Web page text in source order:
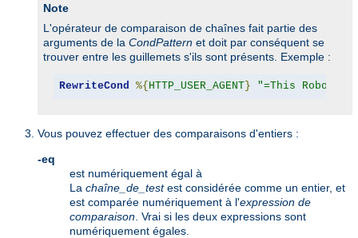
Note
L'opérateur de comparaison de chaînes fait partie des
arguments de la CondPattern et doit par conséquent se
trouver entre les guillemets s'ils sont présents. Exemple :
RewriteCond %{ HTTP_USER_AGENT} "=This Robot/
Vous pouvez effectuer des comparaisons d'entiers :
-eq
est numériquement égal à
La chaîne_de_testest considérée comme un entier, et
est comparée numériquement à l'expression de
comparaison . Vrai si les deux expressions sont
numériquement égales.